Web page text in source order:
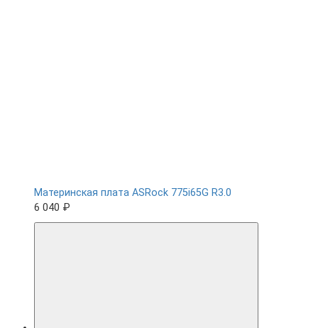
Материнская плата ASRock 775i65G R3.0
6 040 ₽